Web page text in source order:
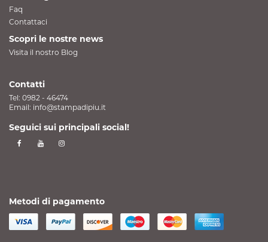
Faq
Contattaci
Scopri le nostre news
Visita il nostro Blog
Contatti
Tel: 0982 - 46474
Email: info@stampadipiu.it
Seguici sui principali social!
Metodi di pagamento